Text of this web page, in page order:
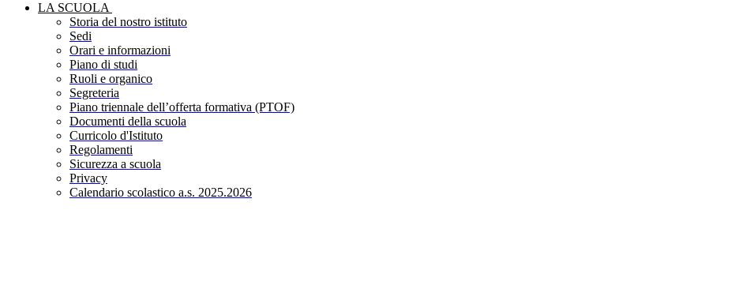
LA SCUOLA
Storia del nostro istituto
Sedi
Orari e informazioni
Piano di studi
Ruoli e organico
Segreteria
Piano triennale dell’offerta formativa (PTOF)
Documenti della scuola
Curricolo d'Istituto
Regolamenti
Sicurezza a scuola
Privacy
Calendario scolastico a.s. 2025.2026